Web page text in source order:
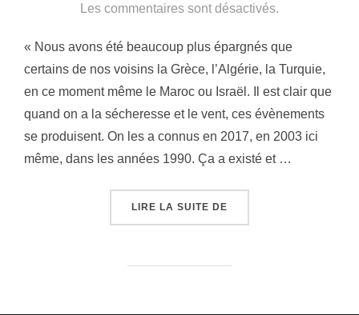
le
Les commentaires sont désactivés.
« Nous avons été beaucoup plus épargnés que
certains de nos voisins la Grèce, l’Algérie, la Turquie,
en ce moment même le Maroc ou Israël. Il est clair que
quand on a la sécheresse et le vent, ces évènements
se produisent. On les a connus en 2017, en 2003 ici
même, dans les années 1990. Ça a existé et …
LIRE LA SUITE DE